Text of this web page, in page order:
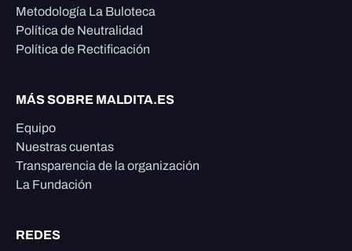
Metodología La Buloteca
Política de Neutralidad
Política de Rectificación
MÁS SOBRE MALDITA.ES
Equipo
Nuestras cuentas
Transparencia de la organización
La Fundación
REDES